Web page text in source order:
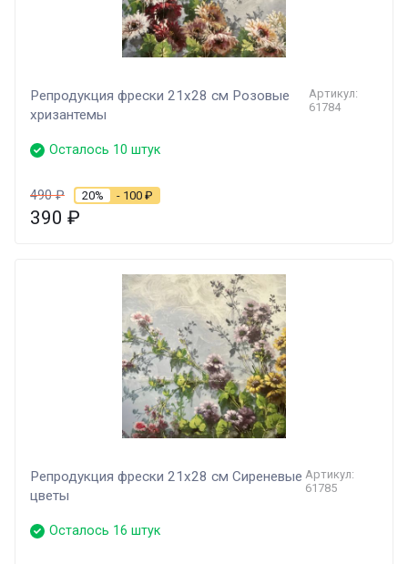
Репродукция фрески 21х28 см Розовые
хризантемы
Артикул:
61784
Осталось 10 штук
490₽ 20% - 100 ₽
390 ₽
Репродукция фрески 21х28 см Сиреневые
цветы
Артикул:
61785
Осталось 16 штук